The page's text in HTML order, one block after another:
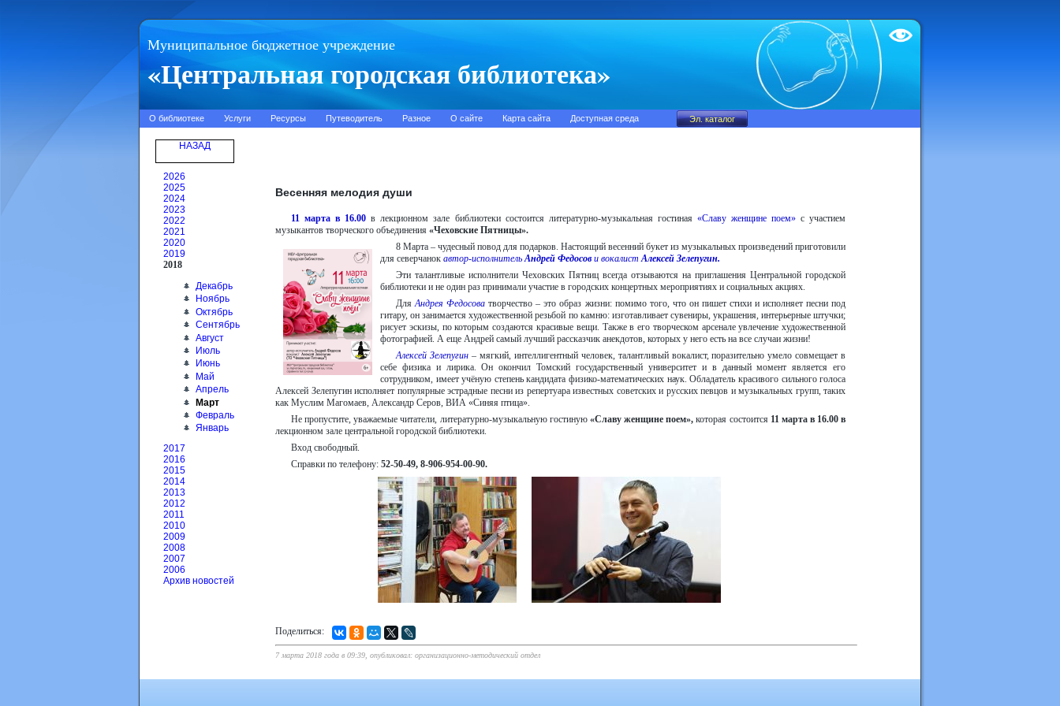
Муниципальное бюджетное учреждение
«Центральная городская библиотека»
Test
О библиотеке Услуги Ресурсы Путеводитель Разное О сайте Карта сайта Доступная среда
НАЗАД
2026
2025
2024
2023
2022
2021
2020
2019
2018
Декабрь
Ноябрь
Октябрь
Сентябрь
Август
Июль
Июнь
Май
Апрель
Март
Февраль
Январь
2017
2016
2015
2014
2013
2012
2011
2010
2009
2008
2007
2006
Архив новостей
Весенняя мелодия души
11 марта в 16.00 в лекционном зале библиотеки состоится литературно-музыкальная гостиная«Славу женщине поем» с участием
музыкантов творческого объединения «Чеховские Пятницы».
8 Марта – чудесный повод для подарков. Настоящий весенний букет из музыкальных произведений приготовили
для северчанок автор-исполнительАндрей Федосов и вокалистАлексей Зелепугин.
Эти талантливые исполнители Чеховских Пятниц всегда отзываются на приглашения Центральной городской
библиотеки и не один раз принимали участие в городских концертных мероприятиях и социальных акциях.
ДляАндрея Федосова творчество – это образ жизни: помимо того, что он пишет стихи и исполняет песни под
гитару, он занимается художественной резьбой по камню: изготавливает сувениры, украшения, интерьерные штучки;
рисует эскизы, по которым создаются красивые вещи. Также в его творческом арсенале увлечение художественной
фотографией. А еще Андрей самый лучший рассказчик анекдотов, которых у него есть на все случаи жизни!
Алексей Зелепугин– мягкий, интеллигентный человек, талантливый вокалист, поразительно умело совмещает в
себе физика и лирика. Он окончил Томский государственный университет и в данный момент является его
сотрудником, имеет учёную степень кандидата физико-математических наук. Обладатель красивого сильного голоса
Алексей Зелепугин исполняет популярные эстрадные песни из репертуара известных советских и русских певцов и музыкальных групп, таких
как Муслим Магомаев, Александр Серов, ВИА «Синяя птица».
Не пропустите, уважаемые читатели, литературно-музыкальную гостиную «Славу женщине поем»,которая состоится11 марта в 16.00 в
лекционном зале центральной городской библиотеки.
Вход свободный.
Справки по телефону: 52-50-49, 8-906-954-00-90.
Поделиться:
7 марта 2018 года в 09:39, опубликовал: организационно-методический отдел